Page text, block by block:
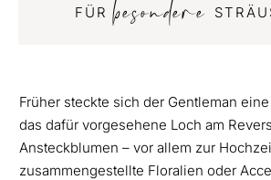
FÜRbesondere
Früher steckte sich der Gentleman
das dafür vorgesehene Loch am
Ansteckblumen – vor allem zur
zusammengestellte Floralien oder